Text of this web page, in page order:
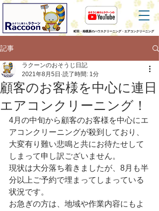
町田・相模原のハウスクリーニング・エアコンクリーニング
記事
顧客のお客様を中心に連日
エアコンクリーニング！
ラクーンのおそうじ日記
2021年8月5日 読了時間: 1分
4月の中旬から顧客のお客様を中心にエ
アコンクリーニングが殺到しており、
大変有り難い悲鳴と共にお待たせして
しまって申し訳ございません。
現状は大分落ち着きましたが、8月も半
分以上ご予約で埋まってしまっている
状況です。
お急ぎの方は、地域や作業内容にもよ